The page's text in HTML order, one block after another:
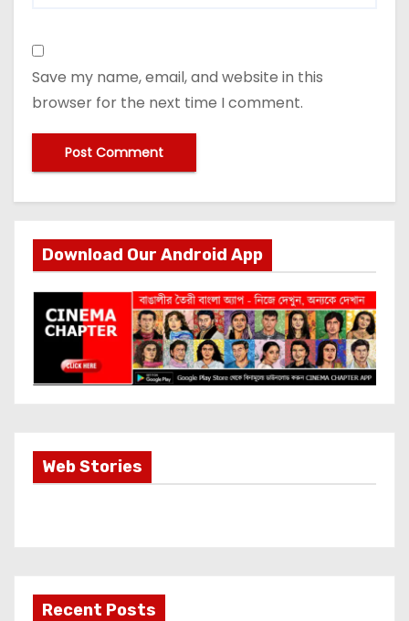
Save my name, email, and website in this
browser for the next time I comment.
Download Our Android App
Web StoriesMost Important
Info about
Recent Posts